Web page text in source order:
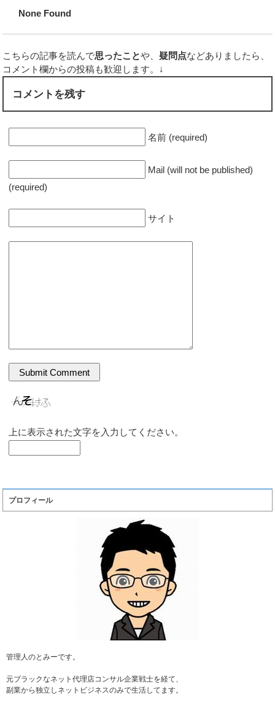
None Found
こちらの記事を読んで思ったことや、疑問点などありましたら、
コメント欄からの投稿も歓迎します。↓
コメントを残す
名前 (required)
Mail (will not be published)
(required)
サイト
上に表示された文字を入力してください。
プロフィール
管理人のとみーです。
元ブラックなネット代理店コンサル企業戦士を経て、
副業から独立しネットビジネスのみで生活してます。